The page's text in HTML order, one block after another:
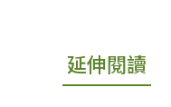
延伸閱讀